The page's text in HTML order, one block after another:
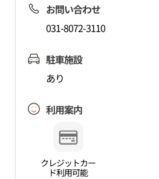
お問い合わせ
031-8072-3110
駐車施設
あり
利用案内
クレジットカー
ド利用可能